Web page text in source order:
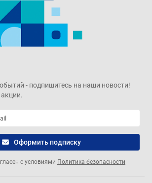
- подпишитесь на наши новости!
Оформить подписку
с условиями Политика безопасности